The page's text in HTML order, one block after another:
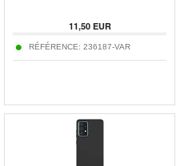
11,50EUR
RÉFÉRENCE: 236187-VAR